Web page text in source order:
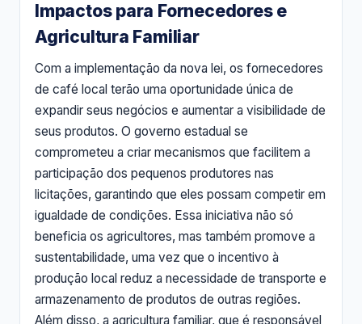
Impactos para Fornecedores e
Agricultura Familiar
Com a implementação da nova lei, os fornecedores
de café local terão uma oportunidade única de
expandir seus negócios e aumentar a visibilidade de
seus produtos. O governo estadual se
comprometeu a criar mecanismos que facilitem a
participação dos pequenos produtores nas
licitações, garantindo que eles possam competir em
igualdade de condições. Essa iniciativa não só
beneficia os agricultores, mas também promove a
sustentabilidade, uma vez que o incentivo à
produção local reduz a necessidade de transporte e
armazenamento de produtos de outras regiões.
Além disso, a agricultura familiar, que é responsável